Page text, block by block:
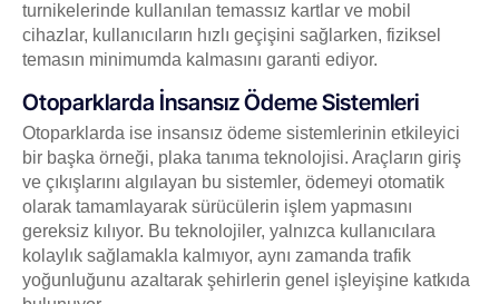
turnikelerinde kullanılan temassız kartlar ve mobil
cihazlar, kullanıcıların hızlı geçişini sağlarken, fiziksel
temasın minimumda kalmasını garanti ediyor.
Otoparklarda İnsansız Ödeme Sistemleri
Otoparklarda ise insansız ödeme sistemlerinin etkileyici
bir başka örneği, plaka tanıma teknolojisi. Araçların giriş
ve çıkışlarını algılayan bu sistemler, ödemeyi otomatik
olarak tamamlayarak sürücülerin işlem yapmasını
gereksiz kılıyor. Bu teknolojiler, yalnızca kullanıcılara
kolaylık sağlamakla kalmıyor, aynı zamanda trafik
yoğunluğunu azaltarak şehirlerin genel işleyişine katkıda